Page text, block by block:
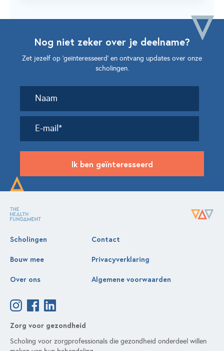
Nog niet zeker over je deelname?
Zet jezelf op ‘geïnteresseerd’ en ontvang updates over onze
scholingen.
Ik ben geïnteresseerd
Zorg voor gezondheid
Scholing voor zorgprofessionals die gezondheid onderdeel willen
Scholingen
Bouw mee
Over ons
Contact
Privacyverklaring
Algemene voorwaarden